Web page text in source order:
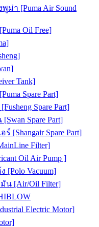
ม่า [Puma Air Sound
Oil Free]
Tank]
Spare Part]
Spare Part]
Spare Part]
[Shangair Spare Part]
Filter]
Oil Air Pump ]
[Polo Vacuum]
น [Air/Oil Filter]
Electric Motor]